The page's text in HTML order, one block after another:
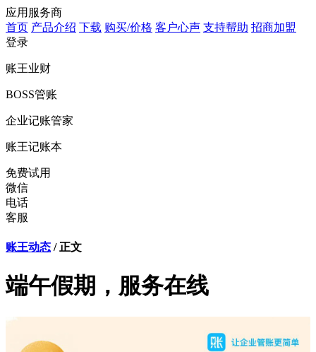
应用服务商
首页 产品介绍 下载 购买/价格 客户心声 支持帮助 招商加盟
登录
账王业财
BOSS管账
企业记账管家
账王记账本
免费试用
微信
电话
客服
账王动态 / 正文
端午假期，服务在线